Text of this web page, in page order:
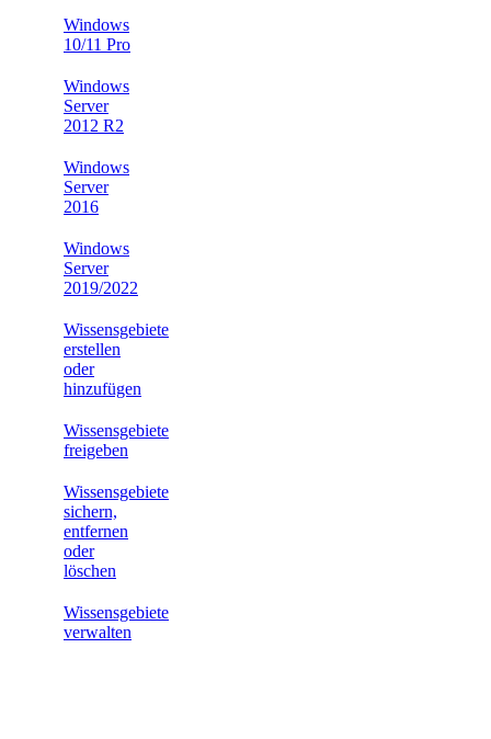
Windows
10/11 Pro
Windows
Server
2012 R2
Windows
Server
2016
Windows
Server
2019/2022
Wissensgebiete
erstellen
oder
hinzufügen
Wissensgebiete
freigeben
Wissensgebiete
sichern,
entfernen
oder
löschen
Wissensgebiete
verwalten